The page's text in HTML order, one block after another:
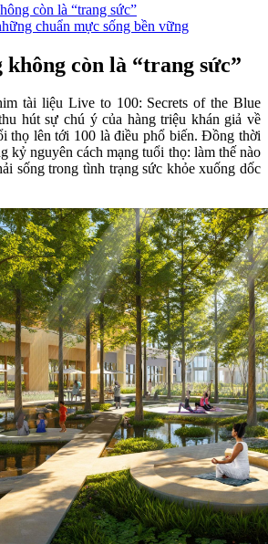
còn là “trang sức”
chuẩn mực sống bền vững
còn là “trang sức”
tài liệu Live to 100: Secrets of the Blue
hút sự chú ý của hàng triệu khán giả về
thọ lên tới 100 là điều phổ biến. Đồng thời
kỷ nguyên cách mạng tuổi thọ: làm thế nào
sống trong tình trạng sức khỏe xuống dốc